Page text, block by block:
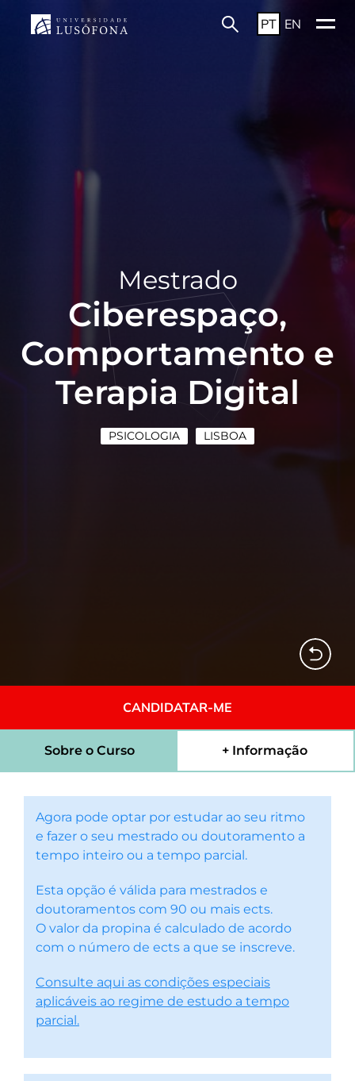
PT EN
Mestrado
Ciberespaço,
Comportamento e
Terapia Digital
PSICOLOGIA LISBOA
CANDIDATAR-ME
Sobre o Curso + Informação
Agora pode optar por estudar ao seu ritmo
e fazer o seu mestrado ou doutoramento a
tempo inteiro ou a tempo parcial.
Esta opção é válida para mestrados e
doutoramentos com 90 ou mais ects.
O valor da propina é calculado de acordo
com o número de ects a que se inscreve.
Consulte aqui as condições especiais
aplicáveis ao regime de estudo a tempo
parcial.